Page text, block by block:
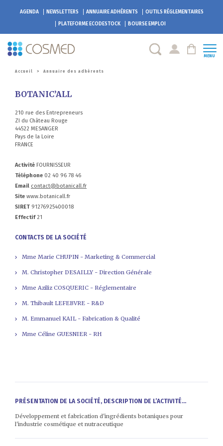
AGENDA NEWSLETTERS ANNUAIRE ADHÉRENTS
OUTILS RÉGLEMENTAIRES
PLATEFORMEECODESTOCK BOURSE EMPLOI
MENU
Accueil > Annuaire des adhérents
BOTANIC’ALL
210 rue des Entrepreneurs
ZI du Château Rouge
44522 MESANGER
Pays de la Loire
FRANCE
Activité FOURNISSEUR
Téléphone 02 40 96 78 46
Email contact@botanicall.fr
Site www.botanicall.fr
SIRET 91276925400018
Effectif21
CONTACTS DE LA SOCIÉTÉ
Mme Marie CHUPIN - Marketing & Commercial
M. Christopher DESAILLY - Direction Générale
Mme Aziliz COSQUERIC - Réglementaire
M. Thibault LEFEBVRE - R&D
M. Emmanuel KAIL - Fabrication & Qualité
Mme Céline GUESNIER - RH
PRÉSENTATION DE LA SOCIÉTÉ, DESCRIPTION DE L’ACTIVITÉ...
Développement et fabrication d'ingrédients botaniques pour
l'industrie cosmétique et nutraceutique